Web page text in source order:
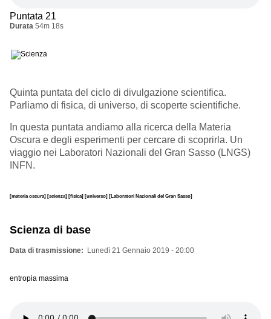
Puntata 21
Durata 54m 18s
Quinta puntata del ciclo di divulgazione scientifica.
Parliamo di fisica, di universo, di scoperte scientifiche.
In questa puntata andiamo alla ricerca della Materia
Oscura e degli esperimenti per cercare di scoprirla. Un
viaggio nei Laboratori Nazionali del Gran Sasso (LNGS)
INFN.
[materia oscura] [scienza] [fisica] [universo] [Laboratori Nazionali del Gran Sasso]
Scienza di base
Data di trasmissione Lunedì 21 Gennaio 2019 - 20:00
entropia massima